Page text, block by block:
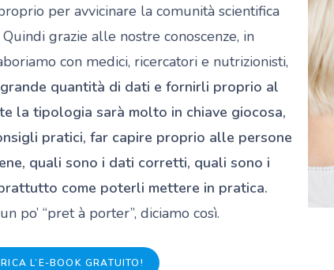
per avvicinare la comunità scientifica
grazie alle nostre conoscenze, in
con medici, ricercatori e nutrizionisti,
quantità di dati e fornirli proprio al
la tipologia sarà molto in chiave giocosa,
pratici, far capire proprio alle persone
quali sono i dati corretti, quali sono i
come poterli mettere in pratica.
po’ “pret à porter”, diciamo così.
L’E-BOOK GRATUITO!